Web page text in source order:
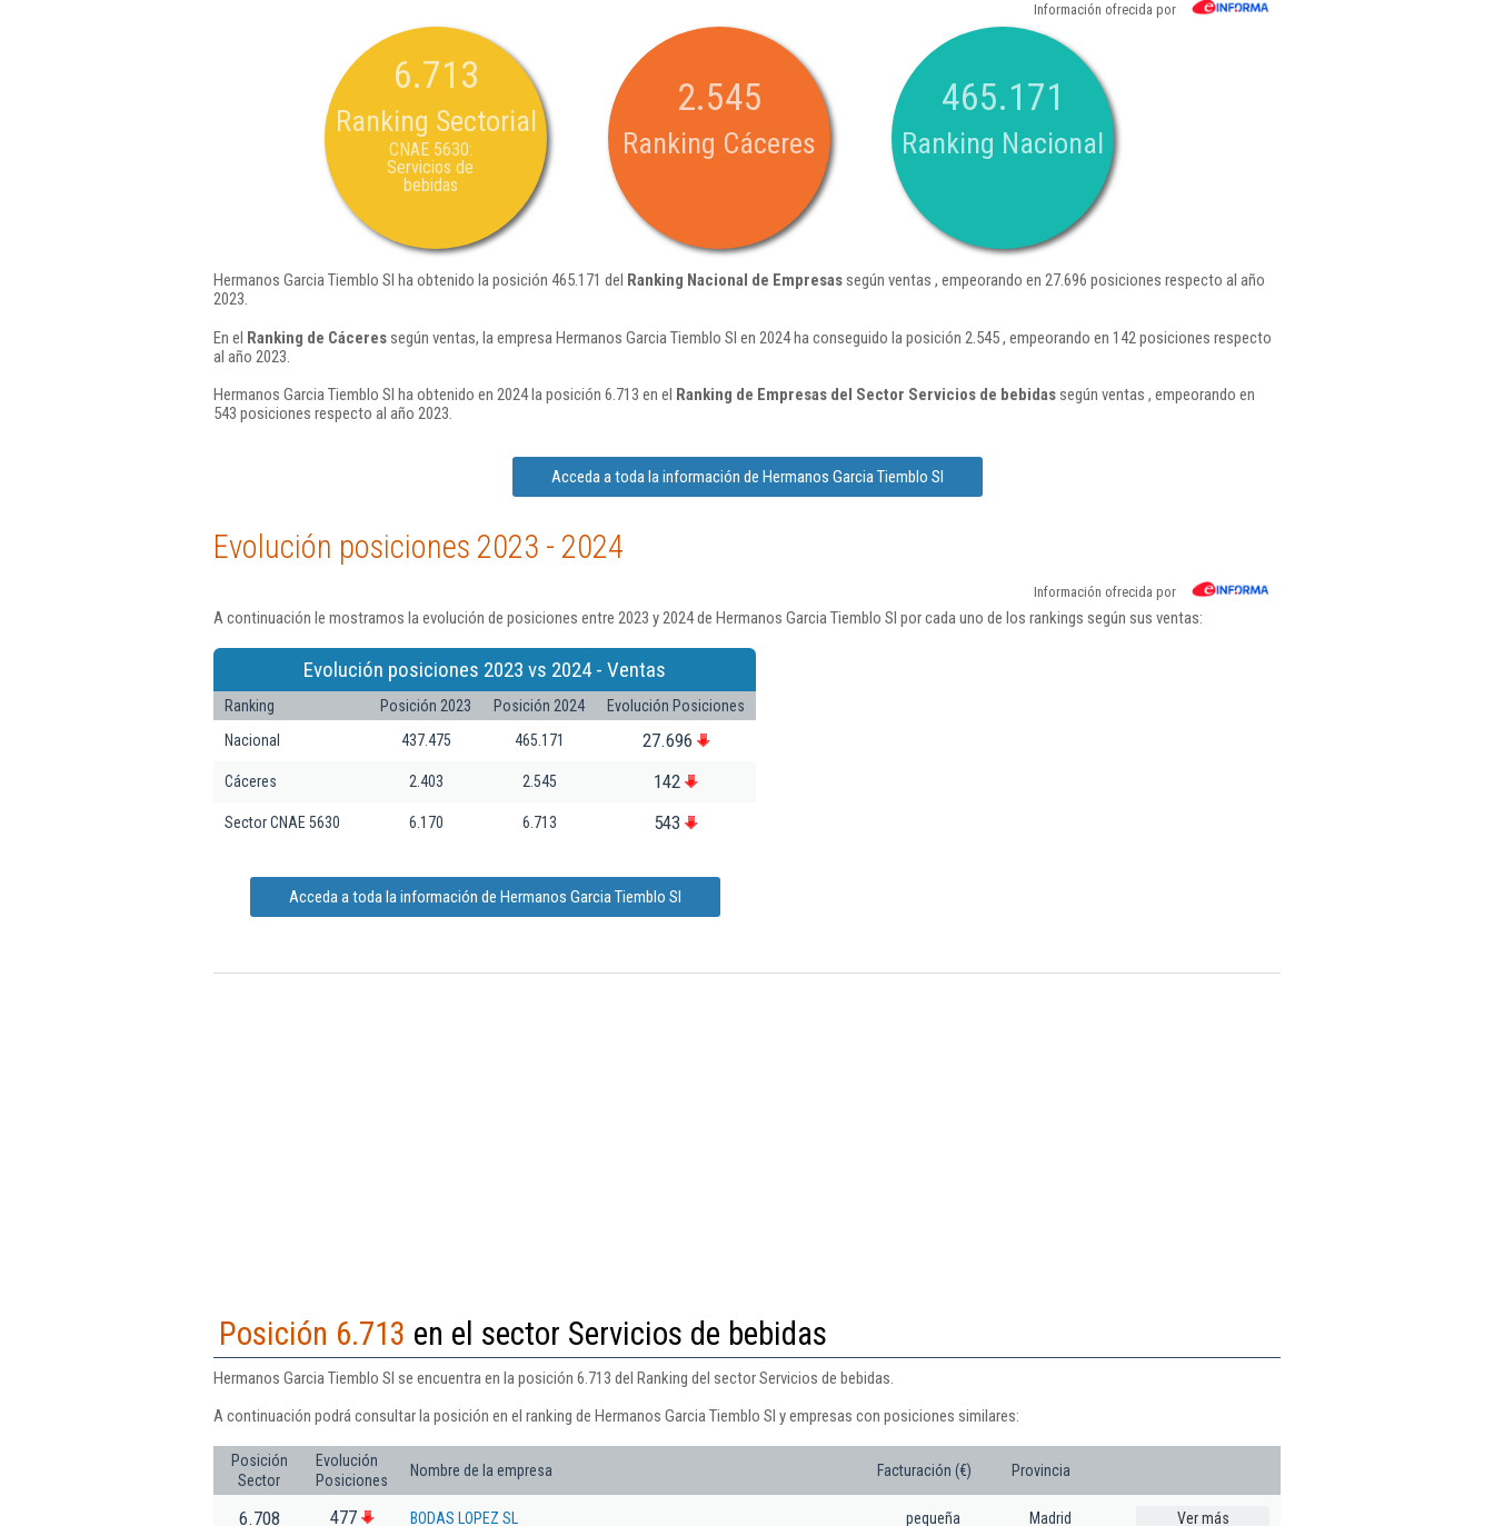
Información ofrecida por
6.713
Ranking Sectorial
CNAE 5630:
Servicios de
bebidas
2.545
Ranking Cáceres
465.171
Ranking Nacional
Hermanos Garcia Tiemblo Sl ha obtenido la posición 465.171 del Ranking Nacional de Empresassegún ventas , empeorando en 27.696 posiciones respecto al año
2023.
En el Ranking de Cáceressegún ventas, la empresa Hermanos Garcia Tiemblo Sl en 2024 ha conseguido la posición 2.545 , empeorando en 142 posiciones respecto
al año 2023.
Hermanos Garcia Tiemblo Sl ha obtenido en 2024 la posición 6.713 en el Ranking de Empresas del Sector Servicios de bebidassegún ventas , empeorando en
543 posiciones respecto al año 2023.
Acceda a toda la información de Hermanos Garcia Tiemblo Sl
Evolución posiciones 2023 - 2024
Información ofrecida por
A continuación le mostramos la evolución de posiciones entre 2023 y 2024 de Hermanos Garcia Tiemblo Sl por cada uno de los rankings según sus ventas:
Evolución posiciones 2023 vs 2024 - Ventas
Ranking Posición 2023 Posición 2024
Evolución Posiciones
Nacional
437.475 465.171 27.696
Cáceres 2.403 2.545 142
Sector CNAE 5630 6.170 6.713 543
Acceda a toda la información de Hermanos Garcia Tiemblo Sl
Posición 6.713 en el sector Servicios de bebidas
Hermanos Garcia Tiemblo Sl se encuentra en la posición 6.713 del Ranking del sector Servicios de bebidas.
A continuación podrá consultar la posición en el ranking de Hermanos Garcia Tiemblo Sl y empresas con posiciones similares:
Posición
Sector
Evolución
Posiciones
Nombre de la empresa Facturación (€) Provincia
6.708 477 BODAS LOPEZ SL pequeña Madrid Ver más